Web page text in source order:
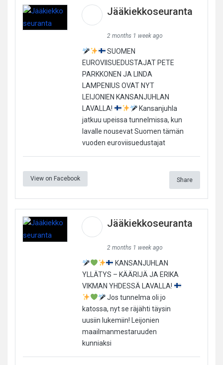
Jääkiekkoseuranta
2 months 1 week ago
SUOMEN
EUROVIISUEDUSTAJAT PETE
PARKKONEN JA LINDA
LAMPENIUS OVAT NYT
LEIJONIEN KANSANJUHLAN
LAVALLA!
Kansanjuhla
jatkuu upeissa tunnelmissa, kun
lavalle nousevat Suomen tämän
vuoden euroviisuedustajat
View on Facebook Share
Jääkiekkoseuranta
2 months 1 week ago
KANSANJUHLAN
YLLÄTYS – KÄÄRIJÄ JA ERIKA
VIKMAN YHDESSÄ LAVALLA!
Jos tunnelma oli jo
katossa, nyt se räjähti täysin
uusiin lukemiin! Leijonien
maailmanmestaruuden
kunniaksi